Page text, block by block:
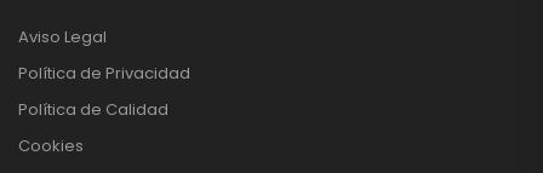
Aviso Legal
Política de Privacidad
Política de Calidad
Cookies